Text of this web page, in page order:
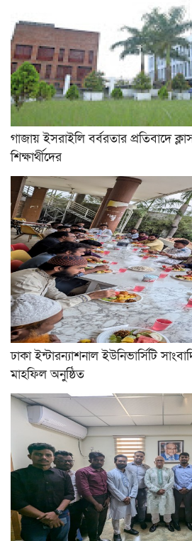
গাজায় ইসরাইলি বর্বরতার প্রতিবাদে
শিক্ষার্থীদের
ঢাকা ইন্টারন্যাশনাল ইউনিভার্সিটি
মাহফিল অনুষ্ঠিত